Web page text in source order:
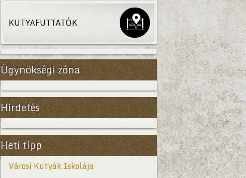
KUTYAFUTTATÓK
Ügynökségi zóna
Hirdetés
Heti tipp
Városi Kutyák Iskolája